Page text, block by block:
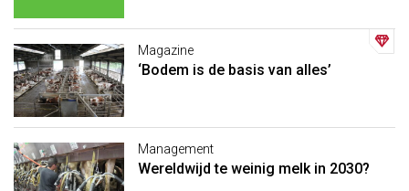
Magazine
‘Bodem is de basis van alles’
Management
Wereldwijd te weinig melk in 2030?